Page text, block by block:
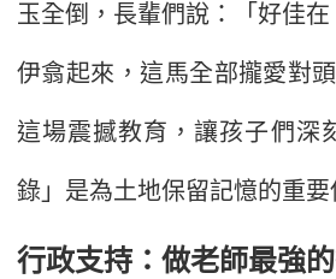
玉全倒，長輩們說：「好佳
伊翕起來，這馬全部攏愛對
這場震撼教育，讓孩子們深
錄」是為土地保留記憶的重要
行政支持：做老師最強